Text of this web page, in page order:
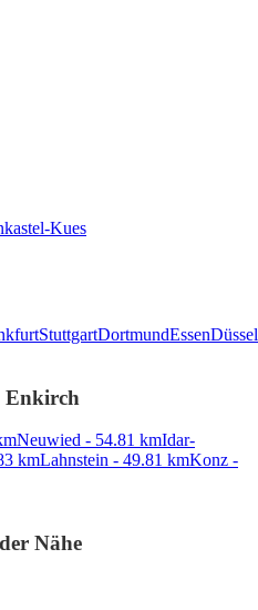
Kues
StuttgartDortmundEssen
Enkirch
Neuwied - 54.81 kmIdar-
kmLahnstein - 49.81 kmKonz -
Nähe